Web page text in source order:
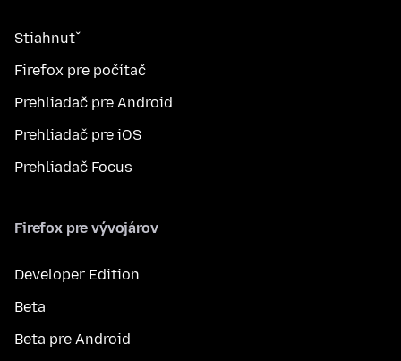
Stiahnuť
Firefox pre počítač
Prehliadač pre Android
Prehliadač pre iOS
Prehliadač Focus
Firefox pre vývojárov
Developer Edition
Beta
Beta pre Android